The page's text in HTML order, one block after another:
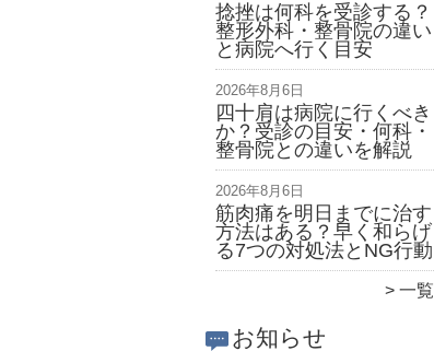
捻挫は何科を受診する？
整形外科・整骨院の違い
と病院へ行く目安
2026年8月6日
四十肩は病院に行くべき
か？受診の目安・何科・
整骨院との違いを解説
2026年8月6日
筋肉痛を明日までに治す
方法はある？早く和らげ
る7つの対処法とNG行動
一覧
お知らせ